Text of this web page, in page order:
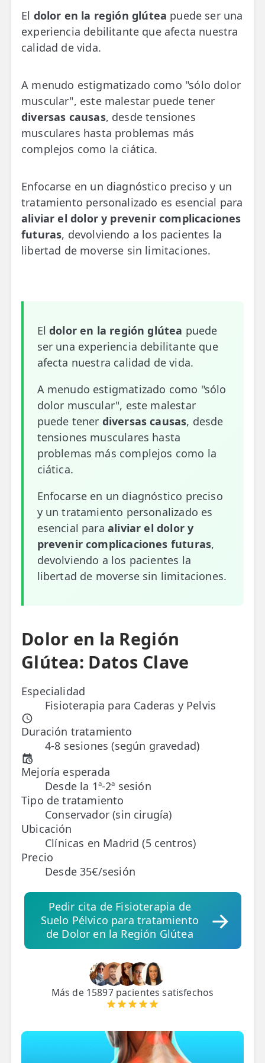
💆‍♀️ Tratamientos
😓 Síntomas
📰 Blog
🏢 Empresas
UBICACIONES
🔍 Buscador Clínicas
📍 Barrio del Pilar
📍 Chamberí - Centro
📍 Barrio Salamanca
📍 Carabanchel - Usera
📍 Getafe
TIENDA
🛍️ Tienda Bonos
🎁 Tarjetas Regalo
🛒 Carrito
❤️ Ofertas
☎️ 91 005 23 63
📧 Contacta
ESPECIALIDADES
🩻 Fisioterapia Traumatológica
🫶 Suelo Pélvico
💆 Masajes Madrid
🏅 Fisioterapia Deportiva
🧠 Fisioterapia Neurológica
🧍 Fisioterapia Vestibular
🫁 Fisioterapia Respiratoria
👶 Fisioterapia Pediátrica
TRATAMIENTOS
✅ Punción Seca
✅ Ondas de Choque
✅ EPTE - EPI
ESTÉTICA
✨ Fisioestética
✨ Radiofrecuencia INDIBA
✨ Drenaje Linfático Manual
✨ Cicatrices y Estrías
El dolor en la región glútea puede ser una
experiencia debilitante que afecta nuestra
calidad de vida.
A menudo estigmatizado como "sólo dolor
muscular", este malestar puede tener
diversas causas, desde tensiones
musculares hasta problemas más
complejos como la ciática.
Enfocarse en un diagnóstico preciso y un
tratamiento personalizado es esencial para
aliviar el dolor y prevenir complicaciones
futuras, devolviendo a los pacientes la
libertad de moverse sin limitaciones.
Eldolor en la región glútea puede
ser una experiencia debilitante que
afecta nuestra calidad de vida.
A menudo estigmatizado como "sólo
dolor muscular", este malestar
puede tener diversas causas, desde
tensiones musculares hasta
problemas más complejos como la
ciática.
Enfocarse en un diagnóstico preciso
y un tratamiento personalizado es
esencial paraaliviar el dolor y
prevenir complicaciones futuras,
devolviendo a los pacientes la
libertad de moverse sin limitaciones.
Dolor en la Región
Glútea: Datos Clave
Especialidad
Fisioterapia para Caderas y Pelvis
Duración tratamiento
4-8 sesiones (según gravedad)
Mejoría esperada
Desde la 1ª-2ª sesión
Tipo de tratamiento
Conservador (sin cirugía)
Ubicación
Clínicas en Madrid (5 centros)
Precio
Desde 35€/sesión
Pedir cita de Fisioterapia de
Suelo Pélvico para tratamiento
de Dolor en la Región Glútea
Más de 15897 pacientes satisfechos